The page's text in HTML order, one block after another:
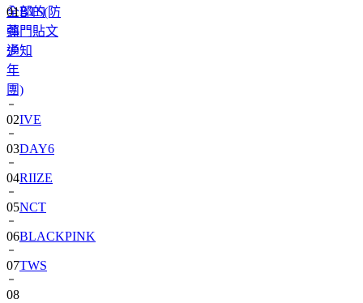
全部的
熱門貼文
通知
01BTS(防
彈
少
年
團)
02IVE
03DAY6
04RIIZE
05NCT
06BLACKPINK
07TWS
08